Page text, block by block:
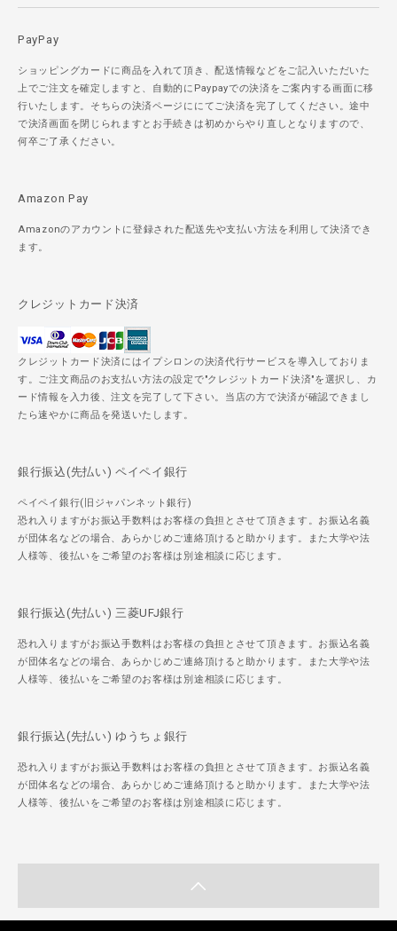
PayPay
ショッピングカードに商品を入れて頂き、配送情報などをご記入いただいた
上でご注文を確定しますと、自動的にPaypayでの決済をご案内する画面に移
行いたします。そちらの決済ページににてご決済を完了してください。途中
で決済画面を閉じられますとお手続きは初めからやり直しとなりますので、
何卒ご了承ください。
Amazon Pay
Amazonのアカウントに登録された配送先や支払い方法を利用して決済でき
ます。
クレジットカード決済
クレジットカード決済にはイプシロンの決済代行サービスを導入しておりま
す。ご注文商品のお支払い方法の設定で"クレジットカード決済"を選択し、カ
ード情報を入力後、注文を完了して下さい。当店の方で決済が確認できまし
たら速やかに商品を発送いたします。
銀行振込(先払い) ペイペイ銀行
ペイペイ銀行(旧ジャパンネット銀行)
恐れ入りますがお振込手数料はお客様の負担とさせて頂きます。お振込名義
が団体名などの場合、あらかじめご連絡頂けると助かります。また大学や法
人様等、後払いをご希望のお客様は別途相談に応じます。
銀行振込(先払い) 三菱UFJ銀行
恐れ入りますがお振込手数料はお客様の負担とさせて頂きます。お振込名義
が団体名などの場合、あらかじめご連絡頂けると助かります。また大学や法
人様等、後払いをご希望のお客様は別途相談に応じます。
銀行振込(先払い) ゆうちょ銀行
恐れ入りますがお振込手数料はお客様の負担とさせて頂きます。お振込名義
が団体名などの場合、あらかじめご連絡頂けると助かります。また大学や法
人様等、後払いをご希望のお客様は別途相談に応じます。